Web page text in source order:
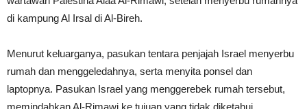
di kampung Al Irsal di Al-Bireh.
Menurut keluarganya, pasukan tentara penjajah Israel menyerbu
rumah dan menggeledahnya, serta menyita ponsel dan
laptopnya. Pasukan Israel yang menggerebek rumah tersebut,
memindahkan Al-Rimawi ke tujuan yang tidak diketahui.